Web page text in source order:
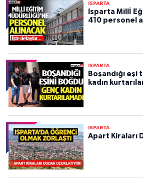
ISPARTA
Isparta Millİ
410 personel
ISPARTA
Boşandığı
kadın
ISPARTA
Apart Kiraları